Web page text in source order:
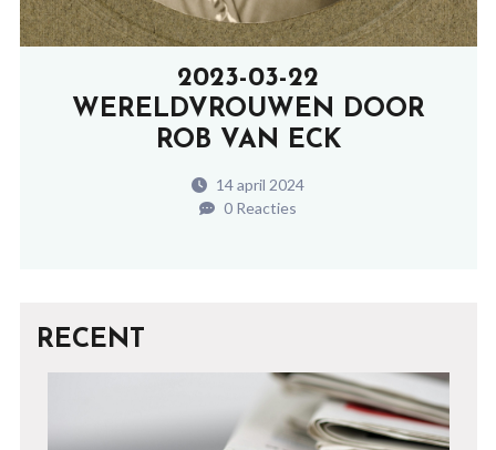
2023-03-22
WERELDVROUWEN DOOR
ROB VAN ECK
14 april 2024
0 Reacties
RECENT